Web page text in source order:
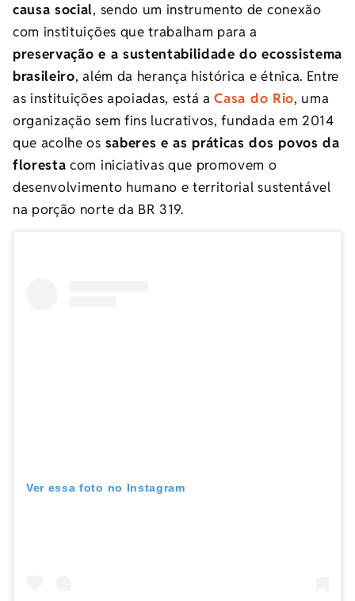
causa social, sendo um instrumento de conexão
com instituições que trabalham para a
preservação e a sustentabilidade do ecossistema
brasileiro, além da herança histórica e étnica. Entre
as instituições apoiadas, está aCasa do Rio, uma
organização sem fins lucrativos, fundada em 2014
que acolhe os saberes e as práticas dos povos da
floresta com iniciativas que promovem o
desenvolvimento humano e territorial sustentável
na porção norte da BR 319.
Ver essa foto no Instagram